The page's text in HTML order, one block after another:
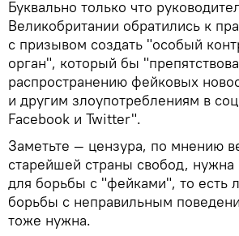
Буквально только что
Великобритании обратились к
с призывом создать "особый
орган", который бы
распространению фейковых
и другим злоупотреблениям в
Facebook и Twitter".
Заметьте — цензура, по мнению
старейшей страны свобод, нужна
для борьбы с "фейками", то есть
борьбы с неправильным
тоже нужна.